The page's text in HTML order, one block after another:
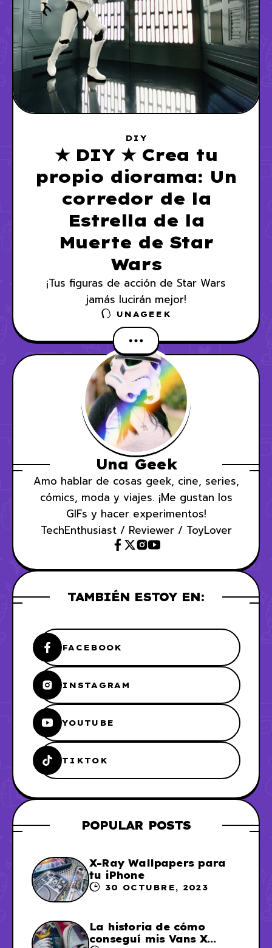
DIY
★ DIY ★ Crea tu
propio diorama: Un
corredor de la
Estrella de la
Muerte de Star
Wars
¡Tus figuras de acción de Star Wars
jamás lucirán mejor!
UNAGEEK
Una Geek
Amo hablar de cosas geek, cine, series,
cómics, moda y viajes. ¡Me gustan los
GIFs y hacer experimentos!
TechEnthusiast / Reviewer / ToyLover
TAMBIÉN ESTOY EN:
FACEBOOK
INSTAGRAM
YOUTUBE
TIKTOK
POPULAR POSTS
X-Ray Wallpapers para
tu iPhone
30 OCTUBRE, 2023
La historia de cómo
conseguí mis Vans X